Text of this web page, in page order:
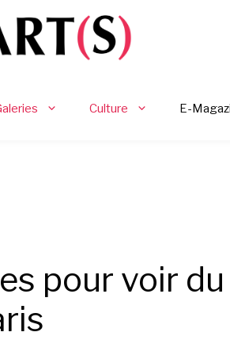
Culture E-
pour voir du